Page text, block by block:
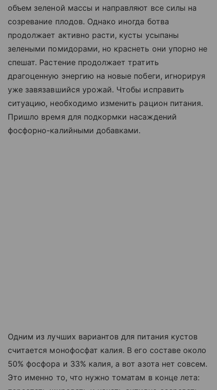
объем зеленой массы и направляют все силы на
созревание плодов. Однако иногда ботва
продолжает активно расти, кусты усыпаны
зелеными помидорами, но краснеть они упорно не
спешат. Растение продолжает тратить
драгоценную энергию на новые побеги, игнорируя
уже завязавшийся урожай. Чтобы исправить
ситуацию, необходимо изменить рацион питания.
Пришло время для подкормки насаждений
фосфорно-калийными добавками.
Одним из лучших вариантов для питания кустов
считается монофосфат калия. В его составе около
50% фосфора и 33% калия, а вот азота нет совсем.
Это именно то, что нужно томатам в конце лета: